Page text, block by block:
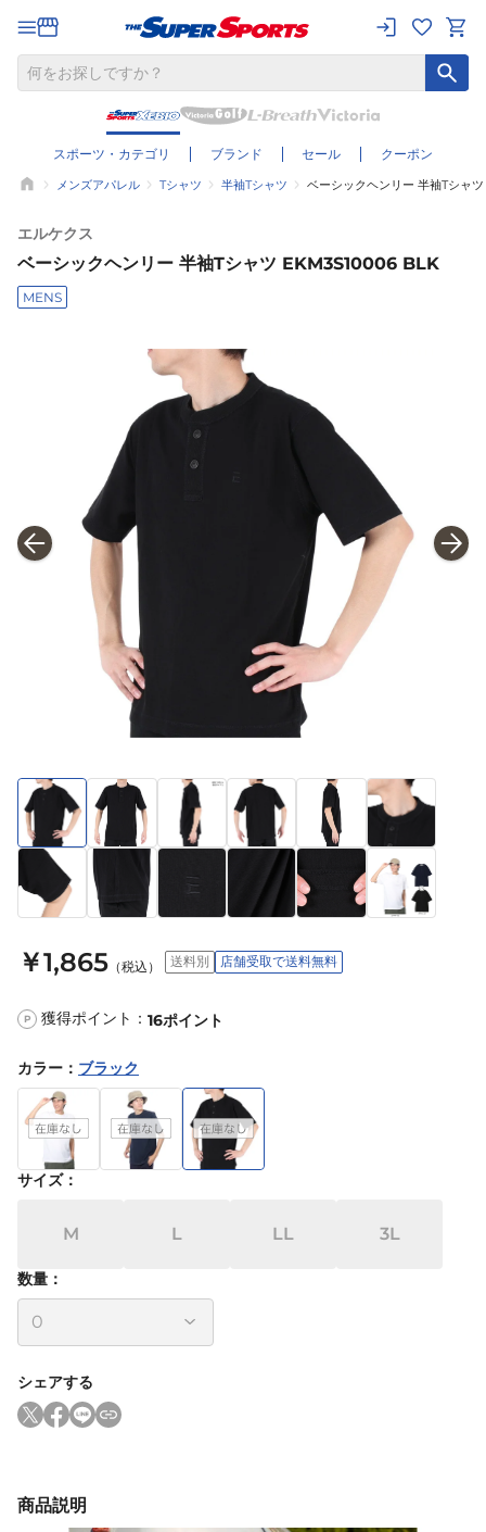
スポーツ・カテゴリ ブランド セール クーポン
メンズアパレル Tシャツ 半袖Tシャツ ベーシックヘンリー 半袖Tシャ
エルケクス
ベーシックヘンリー 半袖Tシャツ EKM3S10006 BLK
MENS
￥1,865 （税込） 送料別 店舗受取で送料無料
P 獲得ポイント： 16ポイント
カラー ： ブラック
サイズ：
M L LL 3L
数量：
シェアする
商品説明